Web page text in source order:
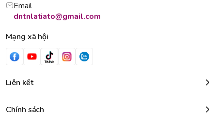
Email
dntnlatiato@gmail.com
Mạng xã hội
Liên kết
Chính sách